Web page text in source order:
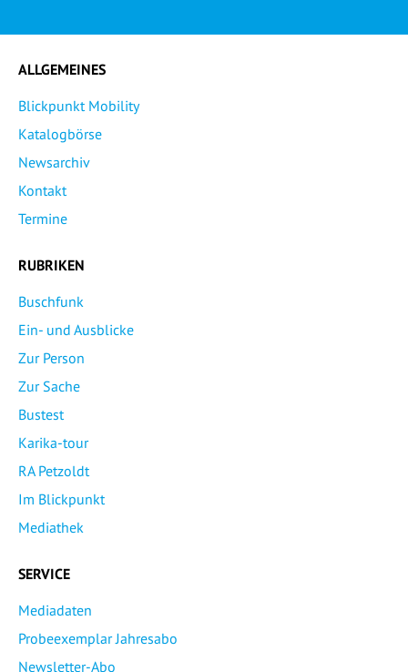
ALLGEMEINES
Blickpunkt Mobility
Katalogbörse
Newsarchiv
Kontakt
Termine
RUBRIKEN
Buschfunk
Ein- und Ausblicke
Zur Person
Zur Sache
Bustest
Karika-tour
RA Petzoldt
Im Blickpunkt
Mediathek
SERVICE
Mediadaten
Probeexemplar Jahresabo
Newsletter-Abo